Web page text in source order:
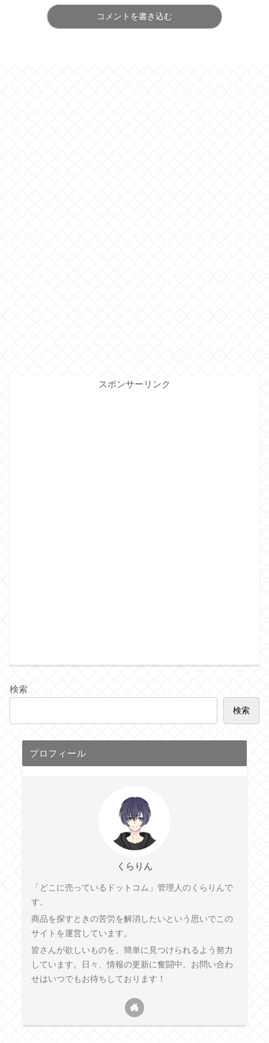
コメントを書き込む
スポンサーリンク
検索
検索
プロフィール
くらりん
「どこに売っているドットコム」管理人のくらりんで
す。
商品を探すときの苦労を解消したいという思いでこの
サイトを運営しています。
皆さんが欲しいものを、簡単に見つけられるよう努力
しています。日々、情報の更新に奮闘中。お問い合わ
せはいつでもお待ちしております！